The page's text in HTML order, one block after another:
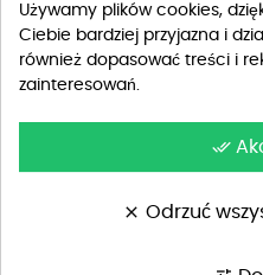
Poduszka dla spedytora...
89,90 zł
Używamy plików cookies,
Ciebie bardziej przyjazna i
również dopasować treści i
zainteresowań.
done_all
clear Odrzuć